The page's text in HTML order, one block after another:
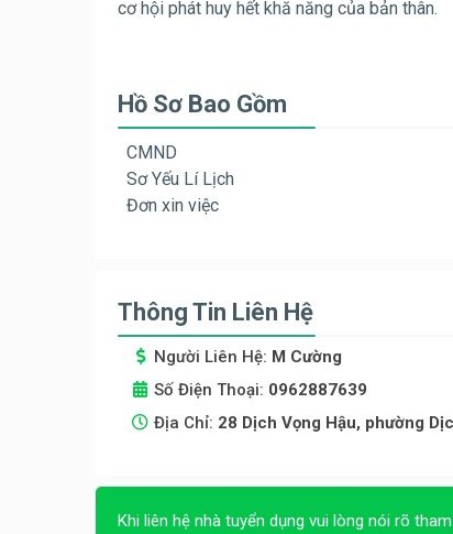
cơ hội phát huy hết khă năng của bản thân.
Hồ Sơ Bao Gồm
CMND
Sơ Yếu Lí Lịch
Đơn xin việc
Thông Tin Liên Hệ
Người Liên Hệ: M Cường
Số Điện Thoại: 0962887639
Địa Chỉ: 28 Dịch Vọng Hậu, phường
Khi liên hệ nhà tuyển dụng vui lòng nói rõ